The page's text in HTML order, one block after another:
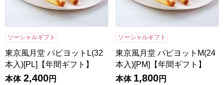
ソーシャルギフト
東京風月堂 パピヨットL(32
本入)[PL]【年間ギフト】
本体 2,400円
ソーシャルギフト
東京風月堂 パピヨットM(24
本入)[PM]【年間ギフト】
本体 1,800円